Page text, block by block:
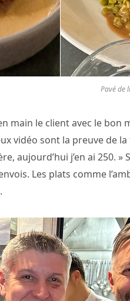
Pavé de
main le client avec le bon
vidéo sont la preuve de
aujourd’hui j’en ai 250. »
Les plats comme